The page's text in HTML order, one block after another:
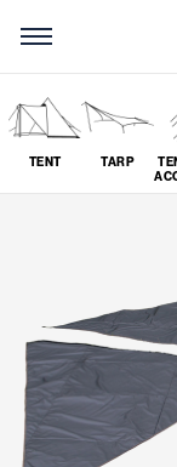
TENT
TARP
ツーリング